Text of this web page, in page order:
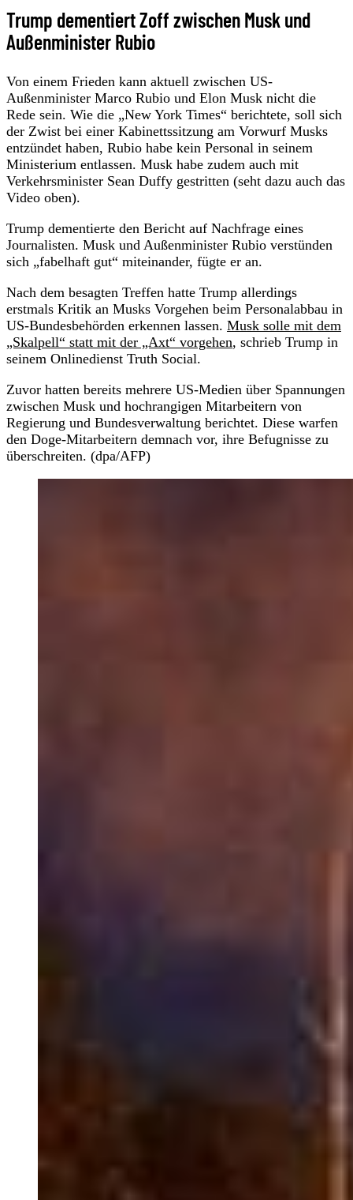
Trump dementiert Zoff zwischen Musk und
Außenminister Rubio
Von einem Frieden kann aktuell zwischen US-
Außenminister Marco Rubio und Elon Musk nicht die
Rede sein. Wie die „New York Times“ berichtete, soll sich
der Zwist bei einer Kabinettssitzung am Vorwurf Musks
entzündet haben, Rubio habe kein Personal in seinem
Ministerium entlassen. Musk habe zudem auch mit
Verkehrsminister Sean Duffy gestritten (seht dazu auch das
Video oben).
Trump dementierte den Bericht auf Nachfrage eines
Journalisten. Musk und Außenminister Rubio verstünden
sich „fabelhaft gut“ miteinander, fügte er an.
Nach dem besagten Treffen hatte Trump allerdings
erstmals Kritik an Musks Vorgehen beim Personalabbau in
US-Bundesbehörden erkennen lassen. Musk solle mit dem
„Skalpell“ statt mit der „Axt“ vorgehen, schrieb Trump in
seinem Onlinedienst Truth Social.
Zuvor hatten bereits mehrere US-Medien über Spannungen
zwischen Musk und hochrangigen Mitarbeitern von
Regierung und Bundesverwaltung berichtet. Diese warfen
den Doge-Mitarbeitern demnach vor, ihre Befugnisse zu
überschreiten. (dpa/AFP)